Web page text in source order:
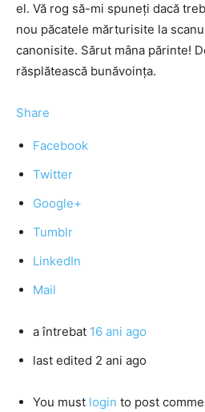
el. Vă rog să-mi spuneți dacă
nou păcatele mărturisite la
canonisite. Sărut mâna părinte!
răsplătească bunăvoința.
Share
Facebook
Twitter
Google+
Tumblr
LinkedIn
Mail
a întrebat 16 ani ago
last edited 2 ani ago
You must login to post